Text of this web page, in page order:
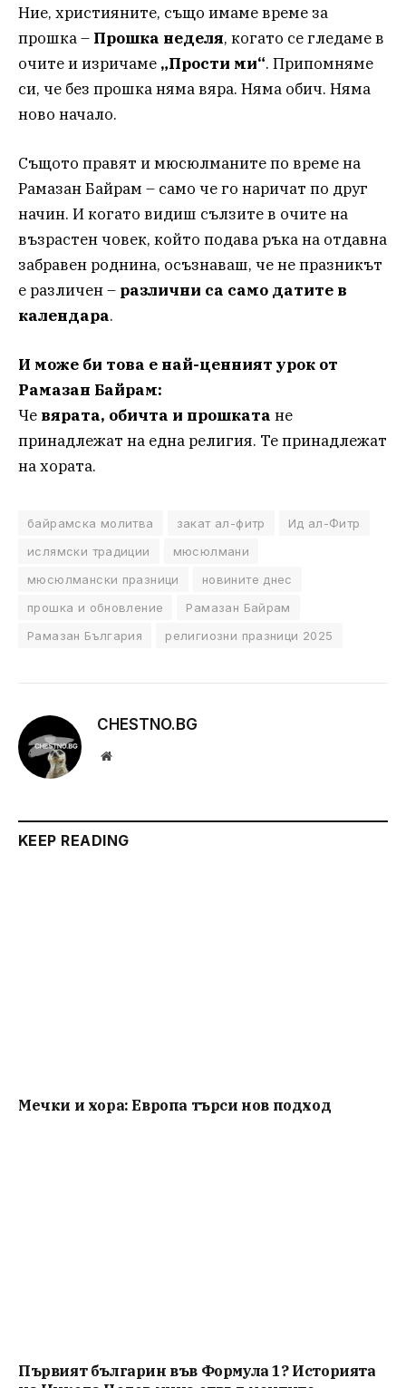
Ние, християните, също имаме време за
прошка – Прошка неделя, когато се гледаме в
очите и изричаме „Прости ми“. Припомняме
си, че без прошка няма вяра. Няма обич. Няма
ново начало.
Същото правят и мюсюлманите по време на
Рамазан Байрам – само че го наричат по друг
начин. И когато видиш сълзите в очите на
възрастен човек, който подава ръка на отдавна
забравен роднина, осъзнаваш, че не празникът
е различен – различни са само датите в
календара.
И може би това е най-ценният урок от
Рамазан Байрам:
Че вярата, обичта и прошката не
принадлежат на една религия. Те принадлежат
на хората.
байрамска молитва закат ал-фитр
Ид ал-Фитр
ислямски традиции
мюсюлмани
мюсюлмански празници
новините днес
прошка и обновление
Рамазан Байрам
Рамазан България
религиозни празници 2025
CHESTNO.BG
Website
KEEP READING
Мечки и хора: Европа търси нов подход
Първият българин във Формула 1? Историята